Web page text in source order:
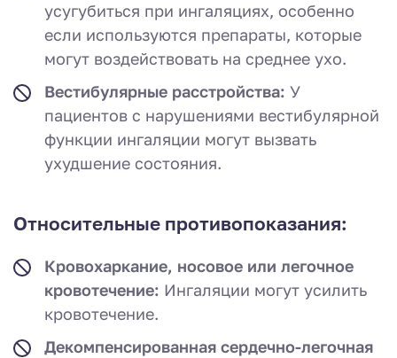
усугубиться при ингаляциях, особенно
если используются препараты, которые
могут воздействовать на среднее ухо.
Вестибулярные расстройства: У
пациентов с нарушениями вестибулярной
функции ингаляции могут вызвать
ухудшение состояния.
Относительные противопоказания:
Кровохаркание, носовое или легочное
кровотечение: Ингаляции могут усилить
кровотечение.
Декомпенсированная сердечно-легочная